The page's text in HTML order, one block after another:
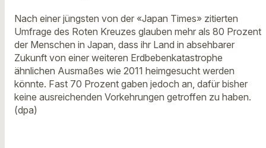
Nach einer jüngsten von der «Japan Times» zitierten
Umfrage des Roten Kreuzes glauben mehr als 80 Prozent
der Menschen in Japan, dass ihr Land in absehbarer
Zukunft von einer weiteren Erdbebenkatastrophe
ähnlichen Ausmaßes wie 2011 heimgesucht werden
könnte. Fast 70 Prozent gaben jedoch an, dafür bisher
keine ausreichenden Vorkehrungen getroffen zu haben.
(dpa)